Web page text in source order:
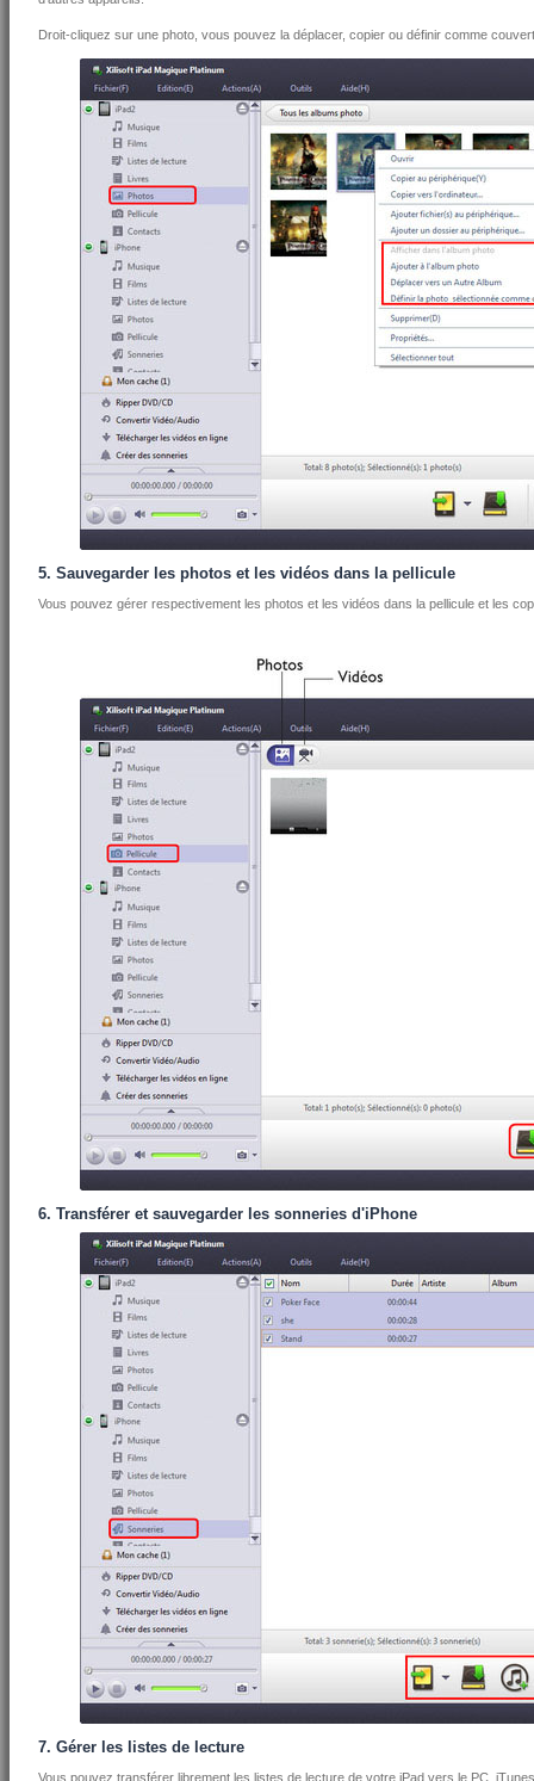
Droit-cliquez sur une photo, vous pouvez la déplacer, copier ou définir comme
5. Sauvegarder les photos et les vidéos dans la pellicule
Vous pouvez gérer respectivement les photos et les vidéos dans la pellicule et les
6. Transférer et sauvegarder les sonneries d'iPhone
7. Gérer les listes de lecture
Vous pouvez transférer librement les listes de lecture de votre iPad vers le PC,